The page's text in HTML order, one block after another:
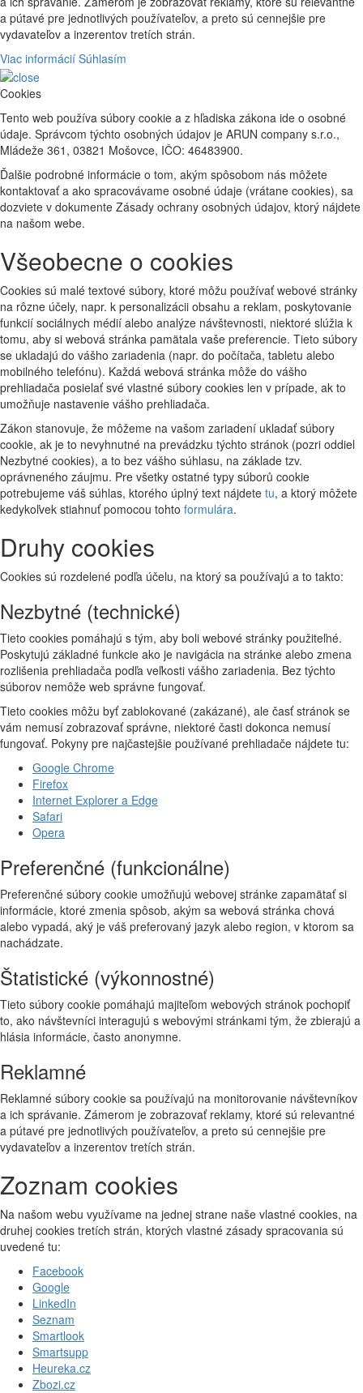
a pútavé pre jednotlivých používateľov, a preto sú cennejšie pre
vydavateľov a inzerentov tretích strán.
Viac informácií Súhlasím
Cookies
Tento web používa súbory cookie a z hľadiska zákona ide o osobné
údaje. Správcom týchto osobných údajov je ARUN company s.r.o.,
Mládeže 361, 03821 Mošovce, IČO: 46483900.
Ďalšie podrobné informácie o tom, akým spôsobom nás môžete
kontaktovať a ako spracovávame osobné údaje (vrátane cookies), sa
dozviete v dokumente Zásady ochrany osobných údajov, ktorý nájdete
na našom webe.
Všeobecne o cookies
Cookies sú malé textové súbory, ktoré môžu používať webové stránky
na rôzne účely, napr. k personalizácii obsahu a reklam, poskytovanie
funkcií sociálnych médií alebo analýze návštevnosti, niektoré slúžia k
tomu, aby si webová stránka pamätala vaše preferencie. Tieto súbory
se ukladajú do vášho zariadenia (napr. do počítača, tabletu alebo
mobilného telefónu). Každá webová stránka môže do vášho
prehliadača posielať své vlastné súbory cookies len v prípade, ak to
umožňuje nastavenie vášho prehliadača.
Zákon stanovuje, že môžeme na vašom zariadení ukladať súbory
cookie, ak je to nevyhnutné na prevádzku týchto stránok (pozri oddiel
Nezbytné cookies), a to bez vášho súhlasu, na základe tzv.
oprávneného záujmu. Pre všetky ostatné typy súborů cookie
potrebujeme váš súhlas, ktorého úplný text nájdete tu, a ktorý môžete
kedykoľvek stiahnuť pomocou tohto formulára.
Druhy cookies
Cookies sú rozdelené podľa účelu, na ktorý sa používajú a to takto:
Nezbytné (technické)
Tieto cookies pomáhajú s tým, aby boli webové stránky použiteľné.
Poskytujú základné funkcie ako je navigácia na stránke alebo zmena
rozlišenia prehliadača podľa veľkosti vášho zariadenia. Bez týchto
súborov nemôže web správne fungovať.
Tieto cookies môžu byť zablokované (zakázané), ale časť stránok se
vám nemusí zobrazovať správne, niektoré časti dokonca nemusí
fungovať. Pokyny pre najčastejšie používané prehliadače nájdete tu:
Google Chrome
Firefox
Internet Explorer a Edge
Safari
Opera
Preferenčné (funkcionálne)
Preferenčné súbory cookie umožňujú webovej stránke zapamätať si
informácie, ktoré zmenia spôsob, akým sa webová stránka chová
alebo vypadá, aký je váš preferovaný jazyk alebo region, v ktorom sa
nachádzate.
Štatistické (výkonnostné)
Tieto súbory cookie pomáhajú majiteľom webových stránok pochopiť
to, ako návštevníci interagujú s webovými stránkami tým, že zbierajú a
hlásia informácie, často anonymne.
Reklamné
Reklamné súbory cookie sa používajú na monitorovanie návštevníkov
a ich správanie. Zámerom je zobrazovať reklamy, ktoré sú relevantné
a pútavé pre jednotlivých používateľov, a preto sú cennejšie pre
vydavateľov a inzerentov tretích strán.
Zoznam cookies
Na našom webu využívame na jednej strane naše vlastné cookies, na
druhej cookies tretích strán, ktorých vlastné zásady spracovania sú
uvedené tu:
Facebook
Google
LinkedIn
Seznam
Smartlook
Smartsupp
Heureka.cz
Zbozi.cz